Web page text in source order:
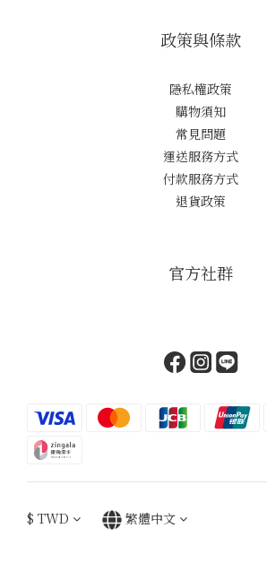
政策與條款
隱私權政策
購物須知
常見問題
運送服務方式
付款服務方式
退貨政策
官方社群
$ TWD 繁體中文